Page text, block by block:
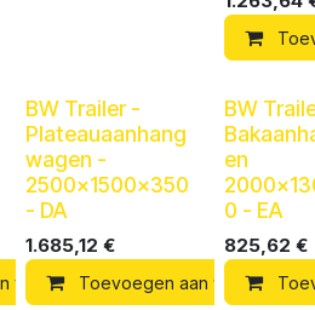
aan verlanglijst
winkelmandje Toevoegen
BW Trailer -
Plateauaanhang
wagen -
2500x1500x350
- DA
1.685,12 €
Toevoegen aan
BW
en
0 - EA
825,62 €